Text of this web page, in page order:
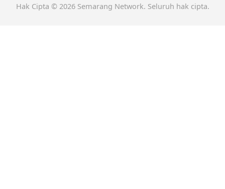
Hak Cipta © 2026 Semarang Network. Seluruh hak cipta.